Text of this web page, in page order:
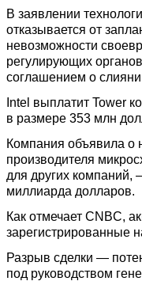
В заявлении
отказывается от
невозможности
регулирующих
соглашением о
Intel выплатит Tower
в размере 353 млн
Компания объявила о
производителя
для других компаний,
миллиарда долларов.
Как отмечает CNBC,
зарегистрированные
Разрыв сделки —
под руководством